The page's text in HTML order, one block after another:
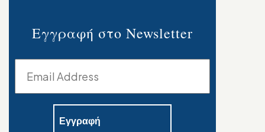
Εγγραφή στο Newsletter